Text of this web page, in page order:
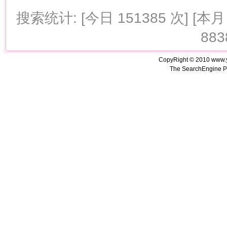
搜索统计: [今日 151385 次] [本
CopyRight © 2010
The SearchEngine